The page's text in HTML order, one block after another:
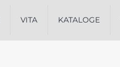
VITA KATALOGE